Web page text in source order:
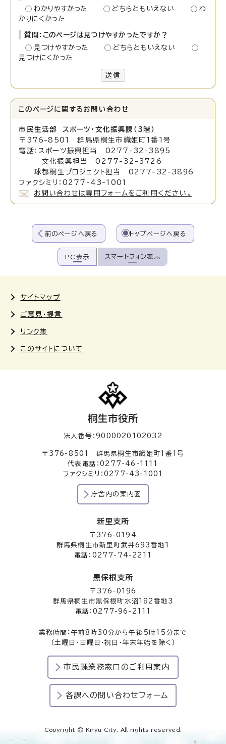
わかりやすかった
どちらともいえない
わ
かりにくかった
質問：このページは見つけやすかったですか？
見つけやすかった
どちらともいえない
見つけにくかった
送信
このページに関する お問い合わせ
市民生活部 スポーツ・文化振興課（3階）
〒376-8501 群馬県桐生市織姫町1番1号
電話：スポーツ振興担当 0277-32-3895
文化振興担当 0277-32-3726
球都桐生プロジェクト担当 0277-32-3896
ファクシミリ：0277-43-1001
お問い合わせは専用フォームをご利用ください。
前のページへ戻る トップページへ戻る
PC表示 スマートフォン表示
サイトマップ
ご意見・提言
リンク集
このサイトについて
桐生市役所
法人番号：9000020102032
〒376-8501 群馬県桐生市織姫町1番1号
代表電話：0277-46-1111
ファクシミリ：0277-43-1001
庁舎内の案内図
新里支所
〒376-0194
群馬県桐生市新里町武井693番地1
電話：0277-74-2211
黒保根支所
〒376-0196
群馬県桐生市黒保根町水沼182番地3
電話：0277-96-2111
業務時間：午前8時30分から午後5時15分まで
（土曜日・日曜日・祝日・年末年始を除く）
市民課業務窓口のご利用案内
各課への問い合わせフォーム
Copyright © Kiryu City. All rights reserved.